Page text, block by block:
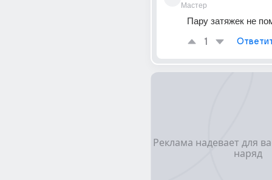
Мастер
Пару затяжек не
1